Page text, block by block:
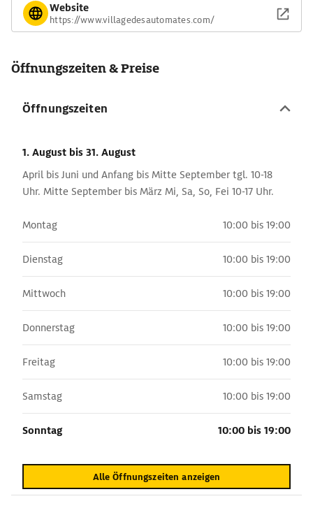
Website
https://www.villagedesautomates.com/
Öffnungszeiten & Preise
Öffnungszeiten
1. August bis 31. August
April bis Juni und Anfang bis Mitte September tgl. 10-18
Uhr. Mitte September bis März Mi, Sa, So, Fei 10-17 Uhr.
Montag 10:00 bis 19:00
Dienstag 10:00 bis 19:00
Mittwoch 10:00 bis 19:00
Donnerstag 10:00 bis 19:00
Freitag 10:00 bis 19:00
Samstag 10:00 bis 19:00
Sonntag 10:00 bis 19:00
Alle Öffnungszeiten anzeigen